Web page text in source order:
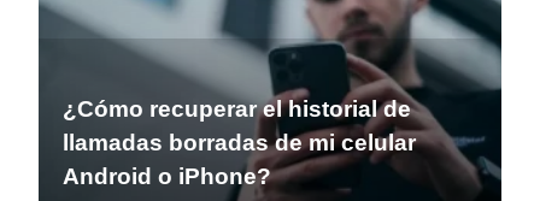
¿Cómo recuperar el historial de
llamadas borradas de mi celular
Android o iPhone?